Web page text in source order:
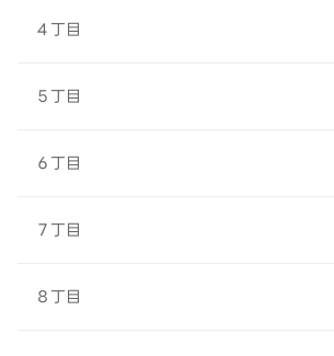
４丁目
５丁目
６丁目
７丁目
８丁目